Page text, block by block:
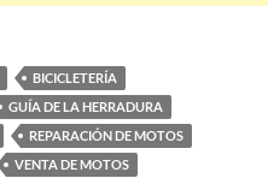
BICICLETERÍA
GUÍA DE LA HERRADURA
REPARACIÓN DE MOTOS
VENTA DE MOTOS